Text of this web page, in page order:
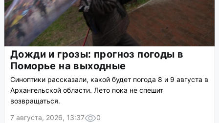
Дожди и грозы: прогноз погоды в
Поморье на выходные
Синоптики рассказали, какой будет погода 8 и 9 августа в
Архангельской области. Лето пока не спешит
возвращаться.
7 августа, 2026, 13:37
0